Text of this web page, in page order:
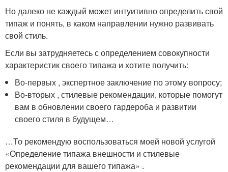
Но далеко не каждый может интуитивно определить свой
типаж и понять, в каком направлении нужно развивать
свой стиль.
Если вы затрудняетесь с определением совокупности
характеристик своего типажа и хотите получить:
Во-первых , экспертное заключение по этому вопросу;
Во-вторых , стилевые рекомендации, которые помогут
вам в обновлении своего гардероба и развитии
своего стиля в будущем…
…То рекомендую воспользоваться моей новой услугой
«Определение типажа внешности и стилевые
рекомендации для вашего типажа» .